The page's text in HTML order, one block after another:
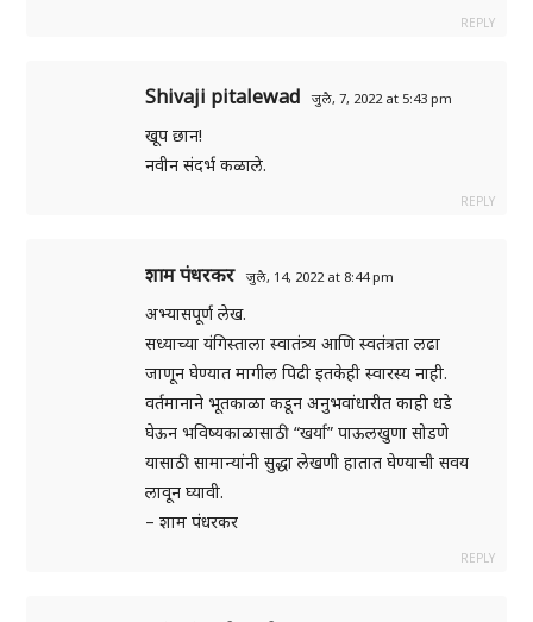
REPLY
Shivaji pitalewad जुलै, 7, 2022 at 5:43 pm
खूप छान!
नवीन संदर्भ कळाले.
REPLY
शाम पंधरकर जुलै, 14, 2022 at 8:44 pm
अभ्यासपूर्ण लेख.
सध्याच्या यंगिस्ताला स्वातंत्र्य आणि स्वतंत्रता लढा
जाणून घेण्यात मागील पिढी इतकेही स्वारस्य नाही.
वर्तमानाने भूतकाळा कडून अनुभवांधारीत काही धडे
घेऊन भविष्यकाळासाठी “खर्या” पाऊलखुणा सोडणे
यासाठी सामान्यांनी सुद्धा लेखणी हातात घेण्याची सवय
लावून घ्यावी.
– शाम पंधरकर
REPLY